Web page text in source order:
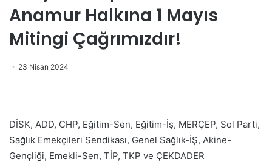
Anamur Halkına 1 Mayıs
Mitingi Çağrımızdır!
23 Nisan 2024
DİSK, ADD, CHP, Eğitim-Sen, Eğitim-İş, MERÇEP, Sol Parti,
Sağlık Emekçileri Sendikası, Genel Sağlık-İŞ, Akine-
Gençliği, Emekli-Sen, TİP, TKP ve ÇEKDADER